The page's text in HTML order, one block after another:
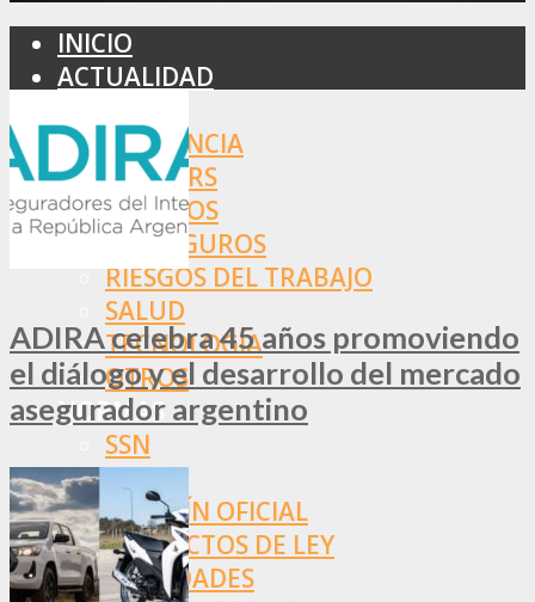
INICIO
ACTUALIDAD
ASISTENCIA
BROKERS
SEGUROS
REASEGUROS
RIESGOS DEL TRABAJO
SALUD
TECNOLOGÍA
OTROS
NORMAS
SSN
SRT
BOLETÍN OFICIAL
PROYECTOS DE LEY
SOCIEDADES
ADIRA celebra 45 años promoviendo
el diálogo y el desarrollo del mercado
asegurador argentino